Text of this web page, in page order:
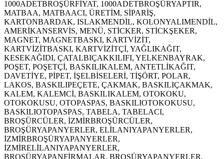
1000ADETBROŞÜRFİYAT, 1000ADETBROŞÜRYAPTIR,
MATBAA, MATBAACI, ÜRETİM, SİPARİŞ,
KARTONBARDAK, ISLAKMENDİL, KOLONYALIMENDİL,
AMERİKANSERVİS, MENÜ, STİCKER, STİCKŞEKER,
MAGNET, MAGNETBASKI, KARTVİZİT,
KARTVİZİTBASKI, KARTVİZİTÇİ, YAĞLIKAĞIT,
KESEKAĞIDI, ÇATALBIÇAKKILIFI, YELKENBAYRAK,
POŞET, POŞETÇİ, BASKILIKALEM, ANTETLİKAĞIT,
DAVETİYE, PİPET, İŞELBİSELERİ, TİŞÖRT, POLAR,
LAKOS, BASKILIPEÇETE, ÇAKMAK, BASKILIÇAKMAK,
KALEM, KALEMCİ, BASKILIKALEM, OTOKOKU,
OTOKOKUSU, OTOPASPAS, BASKILIOTOKOKUSU,
BASKILIOTOPASPAS, TABELA, TABELACI,
BROŞÜRCÜLER, İZMİRBROŞÜRCÜLER,
BROŞÜRYAPANYERLER, ELİLANIYAPANYERLER,
İZMİRBROŞÜRYAPANYERLER,
İZMİRELİLANIYAPANYERLER,
BROŞÜRYAPANFİRMALAR, BROŞÜRYAPANYERLER,